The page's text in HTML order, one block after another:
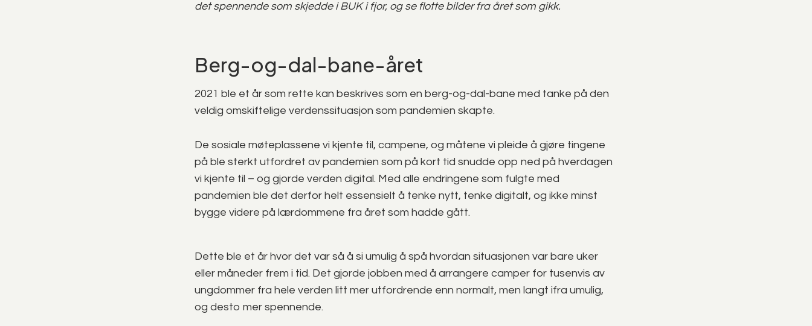
det spennende som skjedde i BUK i fjor, og se flotte bilder fra året som gikk.
Berg-og-dal-bane-året
2021 ble et år som rette kan beskrives som en berg-og-dal-bane med tanke på den
veldig omskiftelige verdenssituasjon som pandemien skapte.
De sosiale møteplassene vi kjente til, campene, og måtene vi pleide å gjøre tingene
på ble sterkt utfordret av pandemien som på kort tid snudde opp ned på hverdagen
vi kjente til – og gjorde verden digital. Med alle endringene som fulgte med
pandemien ble det derfor helt essensielt å tenke nytt, tenke digitalt, og ikke minst
bygge videre på lærdommene fra året som hadde gått.
Dette ble et år hvor det var så å si umulig å spå hvordan situasjonen var bare uker
eller måneder frem i tid. Det gjorde jobben med å arrangere camper for tusenvis av
ungdommer fra hele verden litt mer utfordrende enn normalt, men langt ifra umulig,
og desto mer spennende.